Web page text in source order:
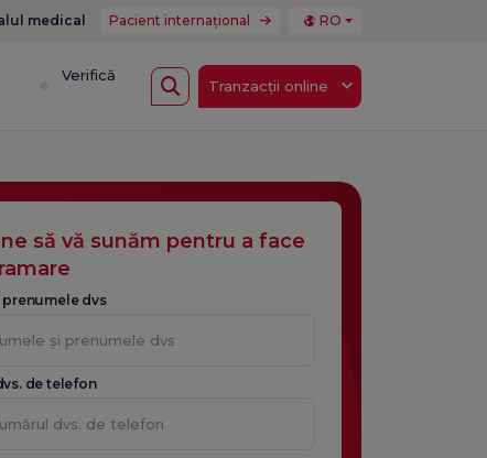
medical Pacient internațional RO
Verifică
Tranzacții online
să vă sunăm pentru a face
prenumele dvs
de telefon